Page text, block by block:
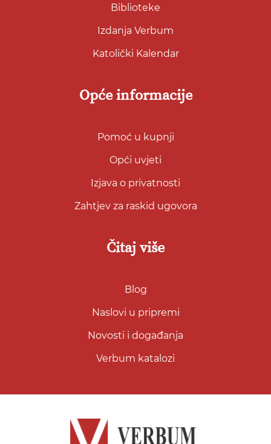
Biblioteke
Izdanja Verbum
Katolički Kalendar
Opće informacije
Pomoć u kupnji
Opći uvjeti
Izjava o privatnosti
Zahtjev za raskid ugovora
Čitaj više
Blog
Naslovi u pripremi
Novosti i događanja
Verbum katalozi